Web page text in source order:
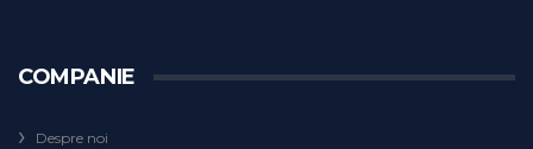
COMPANIE
Despre noi